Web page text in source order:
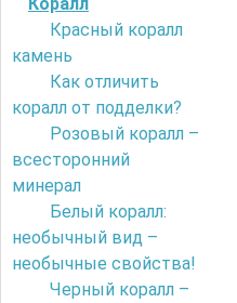
Красный коралл
камень
Как отличить
коралл от подделки?
Розовый коралл –
всесторонний
минерал
Белый коралл:
необычный вид –
необычные свойства!
Черный коралл –